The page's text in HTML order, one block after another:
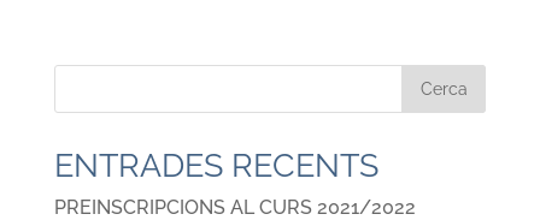
ENTRADES RECENTS
PREINSCRIPCIONS AL CURS 2021/2022